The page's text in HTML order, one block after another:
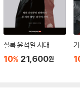
실록 윤석열 시대
10% 21,600원